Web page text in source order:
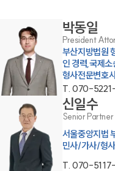
박동일
President
부산지방법원
인 경력,국제
형사전문변호
T. 070-
신일수
Senior
서울중앙지법
민사/가사/형
T. 070-